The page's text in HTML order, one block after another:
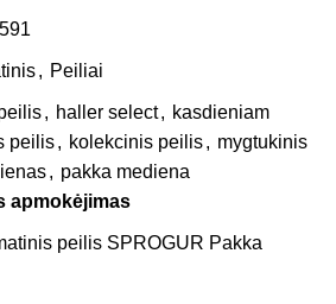
, Peiliai
, haller select, kasdieniam
peilis, kolekcinis peilis, mygtukinis
, pakka mediena
apmokėjimas